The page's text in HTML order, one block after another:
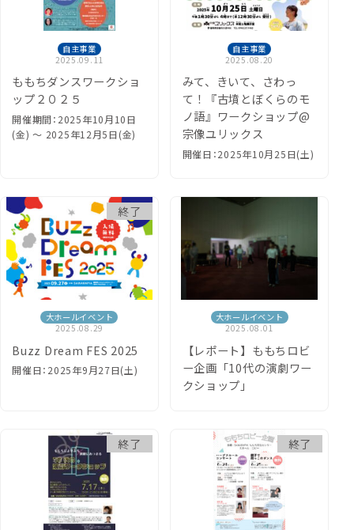
自主事業
2025.09.11
ももちダンスワークショ
ップ２０２５
開催期間：2025年10月10日
(金) 〜 2025年12月5日(金)
自主事業
2025.08.20
みて、きいて、さわっ
て！『古墳とぼくらのモ
ノ語』ワークショップ@
宗像ユリックス
開催日：2025年10月25日(土)
大ホールイベント
2025.08.29
Buzz Dream FES 2025
開催日：2025年9月27日(土)
終了
大ホールイベント
2025.08.01
【レポート】ももちロビ
ー企画「10代の演劇ワー
クショップ」
終了 終了